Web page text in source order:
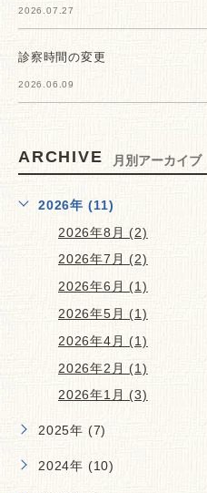
2026.07.27
診察時間の変更
2026.06.09
ARCHIVE 月別アーカイブ
2026年 (11)
2026年8月 (2)
2026年7月 (2)
2026年6月 (1)
2026年5月 (1)
2026年4月 (1)
2026年2月 (1)
2026年1月 (3)
2025年 (7)
2024年 (10)